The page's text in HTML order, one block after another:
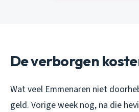
De verborgen
Wat veel Emmenaren niet
geld. Vorige week nog, na die